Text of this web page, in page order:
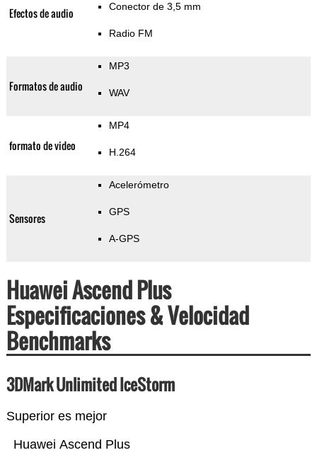
Efectos de audio Conector de 3,5 mm
Radio FM
Formatos de audio
MP3
WAV
formato de video
MP4
H.264
Sensores
Acelerómetro
GPS
A-GPS
Huawei Ascend Plus
Especificaciones & Velocidad
Benchmarks
3DMark Unlimited IceStorm
Superior es mejor
Huawei Ascend Plus